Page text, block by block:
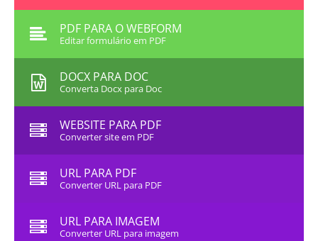
PDF PARA O WEBFORM
Editar formulário em PDF
DOCX PARA DOC
Converta Docx para Doc
WEBSITE PARA PDF
Converter site em PDF
URL PARA PDF
Converter URL para PDF
URL PARA IMAGEM
Converter URL para imagem